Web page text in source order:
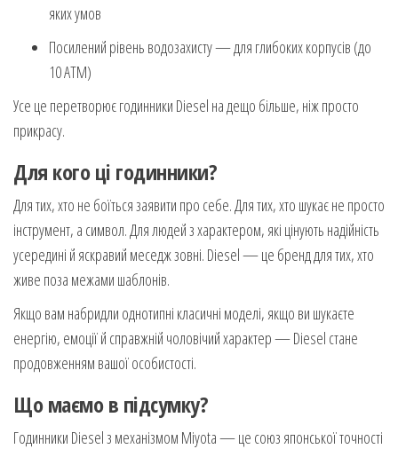
яких умов
Посилений рівень водозахисту — для глибоких корпусів (до
10 ATM)
Усе це перетворює годинники Diesel на дещо більше, ніж просто
прикрасу.
Для кого ці годинники?
Для тих, хто не боїться заявити про себе. Для тих, хто шукає не просто
інструмент, а символ. Для людей з характером, які цінують надійність
усередині й яскравий меседж зовні. Diesel — це бренд для тих, хто
живе поза межами шаблонів.
Якщо вам набридли однотипні класичні моделі, якщо ви шукаєте
енергію, емоції й справжній чоловічий характер — Diesel стане
продовженням вашої особистості.
Що маємо в підсумку?
Годинники Diesel з механізмом Miyota — це союз японської точності